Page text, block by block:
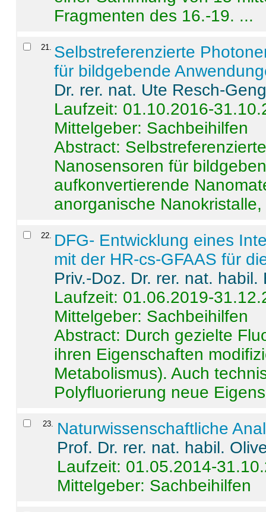
Fragmenten des 16.-19. ...
21
Selbstreferenzierte
für bildgebende
Dr. rer. nat. Ute Resch-
Laufzeit: 01.10.2016-
Mittelgeber: Sachbeihilfen
Abstract:
Nanosensoren für
aufkonvertierende
anorganische
22
DFG- Entwicklung eines
mit der HR-cs-GFAAS für
Priv.-Doz. Dr. rer. nat.
Laufzeit: 01.06.2019-
Mittelgeber: Sachbeihilfen
Abstract: Durch gezielte
ihren Eigenschaften
Metabolismus). Auch
Polyfluorierung neue
23. Naturwissenschaftliche
Prof. Dr. rer. nat. habil.
Laufzeit: 01.05.2014-
Mittelgeber: Sachbeihilfen